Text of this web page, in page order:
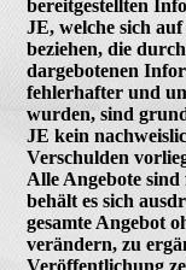
bereitgestellten
JE, welche sich
beziehen, die
dargebotenen
fehlerhafter und
wurden, sind
JE kein
Verschulden
Alle Angebote
behält es sich
gesamte Angebot
verändern, zu
Veröffentlichung